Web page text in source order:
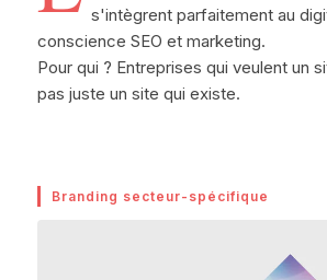
s'intègrent parfaitement au
conscience SEO et marketing.
Pour qui ? Entreprises qui veulent un
pas juste un site qui existe.
Branding secteur-spécifique